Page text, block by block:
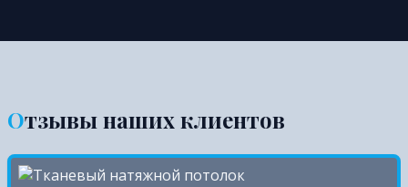
Отзывы наших клиентов